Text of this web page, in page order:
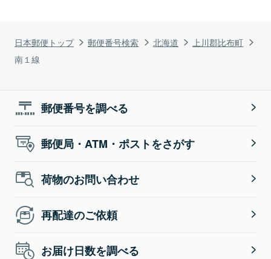
日本郵便トップ 郵便番号検索 北海道
上川郡比布町
南１線
郵便番号を調べる
郵便局・ATM・ポストをさがす
荷物のお問い合わせ
再配達のご依頼
お届け日数を調べる